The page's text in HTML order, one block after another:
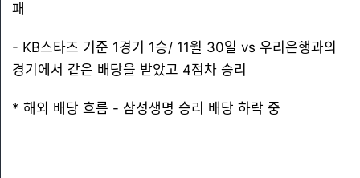
패
- KB스타즈 기준 1경기 1승/ 11월 30일 vs 우리은행과의
경기에서 같은 배당을 받았고 4점차 승리
* 해외 배당 흐름 - 삼성생명 승리 배당 하락 중